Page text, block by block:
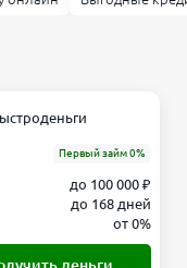
Первый займ 0%
до 100 000 ₽
до 168 дней
от 0%